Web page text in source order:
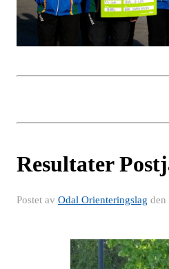
Resultater
Postet av Odal Orienteringslag den